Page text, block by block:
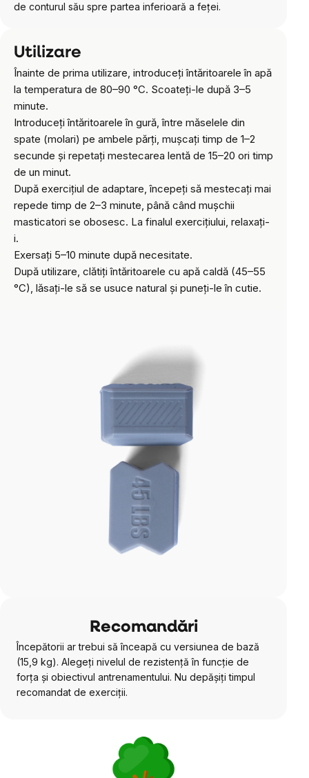
de conturul său spre partea inferioară a feței.
Utilizare
Înainte de prima utilizare, introduceți întăritoarele în apă
la temperatura de 80–90 °C. Scoateți-le după 3–5
minute.
Introduceți întăritoarele în gură, între măselele din
spate (molari) pe ambele părți, mușcați timp de 1–2
secunde și repetați mestecarea lentă de 15–20 ori timp
de un minut.
După exercițiul de adaptare, începeți să mestecați mai
repede timp de 2–3 minute, până când mușchii
masticatori se obosesc. La finalul exercițiului, relaxați-
i.
Exersați 5–10 minute după necesitate.
După utilizare, clătiți întăritoarele cu apă caldă (45–55
°C), lăsați-le să se usuce natural și puneți-le în cutie.
Recomandări
Începătorii ar trebui să înceapă cu versiunea de bază
(15,9 kg). Alegeți nivelul de rezistență în funcție de
forța și obiectivul antrenamentului. Nu depășiți timpul
recomandat de exerciții.